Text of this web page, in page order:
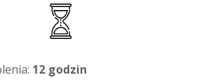
12 godzin